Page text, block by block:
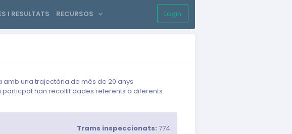
Sign up
I RESULTATS RECURSOS Login
una trajectòria de més de 20 anys
han recollit dades referents a diferents
Trams inspeccionats: 774